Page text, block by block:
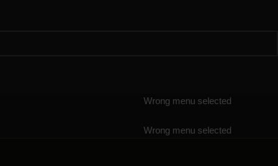
Wrong menu selected
Wrong menu selected